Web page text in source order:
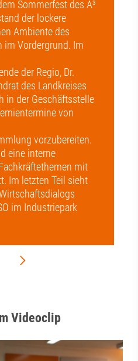
Sommerfest des A³
der lockere
Ambiente des
im Vordergrund. Im
der Regio, Dr.
des Landkreises
in der Geschäftsstelle
von
vorzubereiten.
eine interne
mit
Im letzten Teil sieht
im Industriepark
Videoclip